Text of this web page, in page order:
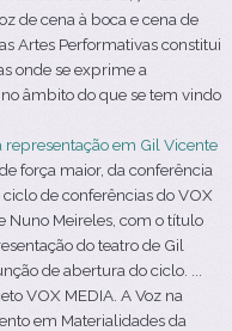
de cena à boca e cena de
Artes Performativas constitui
onde se exprime a
âmbito do que se tem vindo
representação em Gil Vicente
força maior, da conferência
de conferências do VOX
Nuno Meireles, com o título
do teatro de Gil
de abertura do ciclo. ...
VOX MEDIA. A Voz na
em Materialidades da